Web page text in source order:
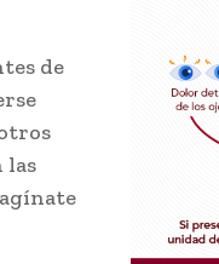
de
las